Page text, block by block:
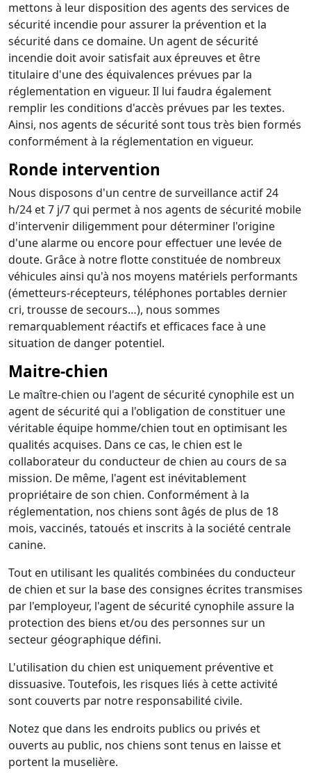
mettons à leur disposition des agents des services de
sécurité incendie pour assurer la prévention et la
sécurité dans ce domaine. Un agent de sécurité
incendie doit avoir satisfait aux épreuves et être
titulaire d'une des équivalences prévues par la
réglementation en vigueur. Il lui faudra également
remplir les conditions d'accès prévues par les textes.
Ainsi, nos agents de sécurité sont tous très bien formés
conformément à la réglementation en vigueur.
Ronde intervention
Nous disposons d'un centre de surveillance actif 24
h/24 et 7 j/7 qui permet à nos agents de sécurité mobile
d'intervenir diligemment pour déterminer l'origine
d'une alarme ou encore pour effectuer une levée de
doute. Grâce à notre flotte constituée de nombreux
véhicules ainsi qu'à nos moyens matériels performants
(émetteurs-récepteurs, téléphones portables dernier
cri, trousse de secours…), nous sommes
remarquablement réactifs et efficaces face à une
situation de danger potentiel.
Maitre-chien
Le maître-chien ou l'agent de sécurité cynophile est un
agent de sécurité qui a l'obligation de constituer une
véritable équipe homme/chien tout en optimisant les
qualités acquises. Dans ce cas, le chien est le
collaborateur du conducteur de chien au cours de sa
mission. De même, l'agent est inévitablement
propriétaire de son chien. Conformément à la
réglementation, nos chiens sont âgés de plus de 18
mois, vaccinés, tatoués et inscrits à la société centrale
canine.
Tout en utilisant les qualités combinées du conducteur
de chien et sur la base des consignes écrites transmises
par l'employeur, l'agent de sécurité cynophile assure la
protection des biens et/ou des personnes sur un
secteur géographique défini.
L'utilisation du chien est uniquement préventive et
dissuasive. Toutefois, les risques liés à cette activité
sont couverts par notre responsabilité civile.
Notez que dans les endroits publics ou privés et
ouverts au public, nos chiens sont tenus en laisse et
portent la muselière.